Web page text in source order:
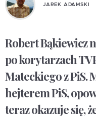
JAREK ADAMSKI
Robert Bąkiewicz
po korytarzach
Mateckiego z PiS.
hejterem PiS,
teraz okazuje się,